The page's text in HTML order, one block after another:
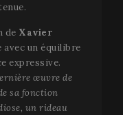
de Xavier
un équilibre
expressive.
œuvre de
sa fonction
un rideau